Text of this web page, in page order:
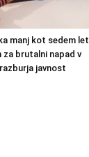
manj kot sedem let
za brutalni napad v
javnost